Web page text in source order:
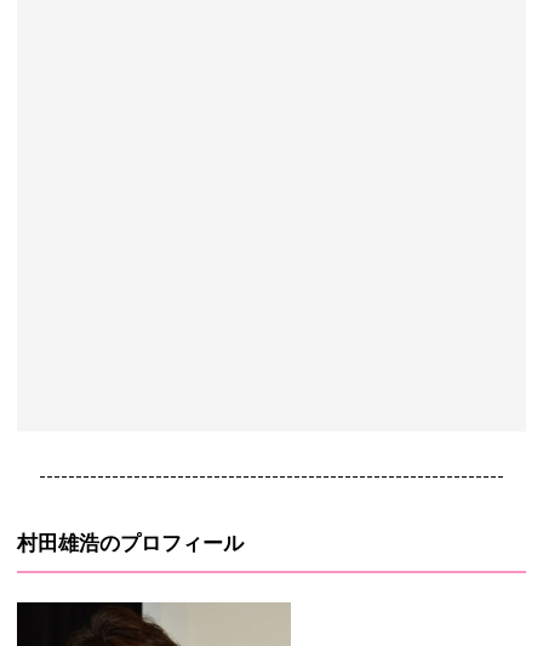
----------------------------------------------------------------
村田雄浩のプロフィール